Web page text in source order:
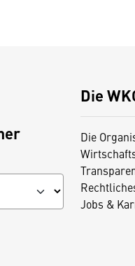
Die
Die
Jobs &